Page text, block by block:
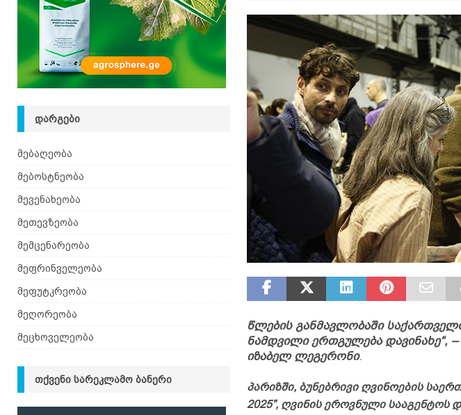
[ 06.08.2026 ] მაჯაღვერი – დეკორატიული მცენარე
წლების განმავლობაში
ნამდვილი ერთგულება დავინახე“,
იზაბელ ლეგერონი.
პარიზში, ბუნებრივი ღვინოების
2025”, ღვინის ეროვნული სააგენტოს
ᲓᲐᲠᲒᲔᲑᲘ
მებაღეობა
მებოსტნეობა
მევენახეობა
მეთევზეობა
მემცენარეობა
მეფრინველეობა
მეფუტკრეობა
მეღორეობა
მეცხოველეობა
ᲗᲥᲕᲔᲜᲘ ᲡᲐᲠᲔᲙᲚᲐᲛᲝ ᲑᲐᲜᲔᲠᲘ